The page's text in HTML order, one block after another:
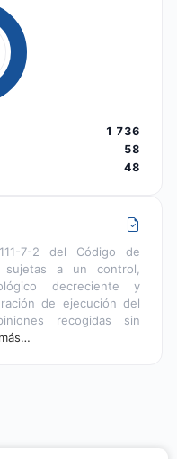
1 736
58
48
7-2 del Código de
sujetas a un control,
decreciente y
de ejecución del
recogidas sin